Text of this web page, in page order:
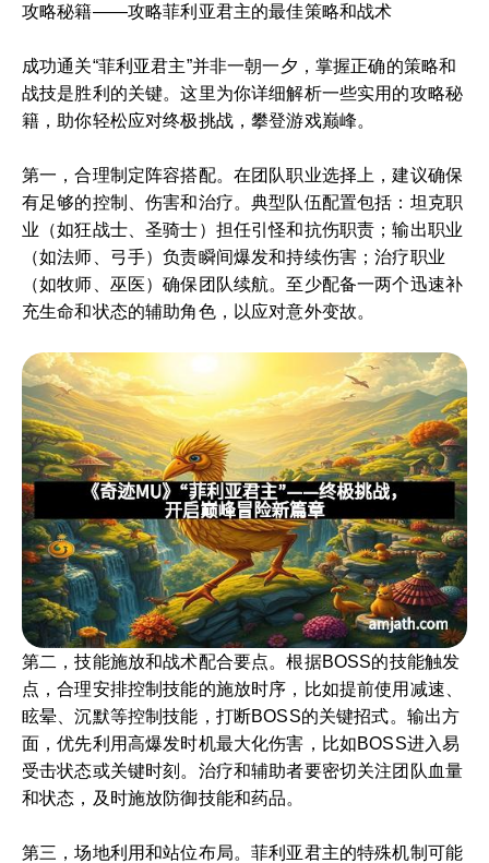
攻略秘籍——攻略菲利亚君主的最佳策略和战术
成功通关“菲利亚君主”并非一朝一夕，掌握正确的策略和
战技是胜利的关键。这里为你详细解析一些实用的攻略秘
籍，助你轻松应对终极挑战，攀登游戏巅峰。
第一，合理制定阵容搭配。在团队职业选择上，建议确保
有足够的控制、伤害和治疗。典型队伍配置包括：坦克职
业（如狂战士、圣骑士）担任引怪和抗伤职责；输出职业
（如法师、弓手）负责瞬间爆发和持续伤害；治疗职业
（如牧师、巫医）确保团队续航。至少配备一两个迅速补
充生命和状态的辅助角色，以应对意外变故。
第二，技能施放和战术配合要点。根据BOSS的技能触发
点，合理安排控制技能的施放时序，比如提前使用减速、
眩晕、沉默等控制技能，打断BOSS的关键招式。输出方
面，优先利用高爆发时机最大化伤害，比如BOSS进入易
受击状态或关键时刻。治疗和辅助者要密切关注团队血量
和状态，及时施放防御技能和药品。
第三，场地利用和站位布局。菲利亚君主的特殊机制可能